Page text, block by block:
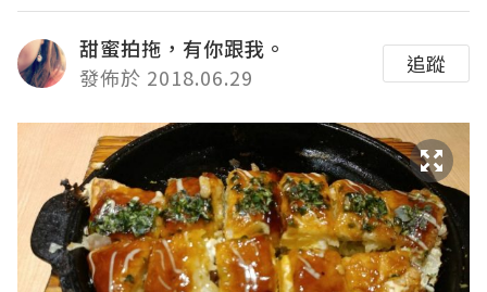
甜蜜拍拖，有你跟我。
發佈於 2018.06.29
追蹤